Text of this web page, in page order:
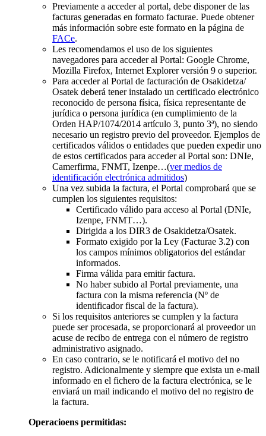
Previamente a acceder al portal, debe disponer de las
facturas generadas en formato facturae. Puede obtener
más información sobre este formato en la página de
FACe.
Les recomendamos el uso de los siguientes
navegadores para acceder al Portal: Google Chrome,
Mozilla Firefox, Internet Explorer versión 9 o superior.
Para acceder al Portal de facturación de Osakidetza/
Osatek deberá tener instalado un certificado electrónico
reconocido de persona física, física representante de
jurídica o persona jurídica (en cumplimiento de la
Orden HAP/1074/2014 artículo 3, punto 3ª), no siendo
necesario un registro previo del proveedor. Ejemplos de
certificados válidos o entidades que pueden expedir uno
de estos certificados para acceder al Portal son: DNIe,
Camerfirma, FNMT, Izenpe…(ver medios de
identificación electrónica admitidos)
Una vez subida la factura, el Portal comprobará que se
cumplen los siguientes requisitos:
Certificado válido para acceso al Portal (DNIe,
Izenpe, FNMT…).
Dirigida a los DIR3 de Osakidetza/Osatek.
Formato exigido por la Ley (Facturae 3.2) con
los campos mínimos obligatorios del estándar
informados.
Firma válida para emitir factura.
No haber subido al Portal previamente, una
factura con la misma referencia (Nº de
identificador fiscal de la factura).
Si los requisitos anteriores se cumplen y la factura
puede ser procesada, se proporcionará al proveedor un
acuse de recibo de entrega con el número de registro
administrativo asignado.
En caso contrario, se le notificará el motivo del no
registro. Adicionalmente y siempre que exista un e-mail
informado en el fichero de la factura electrónica, se le
enviará un mail indicando el motivo del no registro de
la factura.
Operacioens permitidas: